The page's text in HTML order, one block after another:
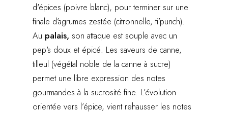
d'épices (poivre blanc), pour terminer sur une
finale d’agrumes zestée (citronnelle, ti’punch).
Au palais, son attaque est souple avec un
pep's doux et épicé. Les saveurs de canne,
tilleul (végétal noble de la canne à sucre)
permet une libre expression des notes
gourmandes à la sucrosité fine. L’évolution
orientée vers l’épice, vient rehausser les notes